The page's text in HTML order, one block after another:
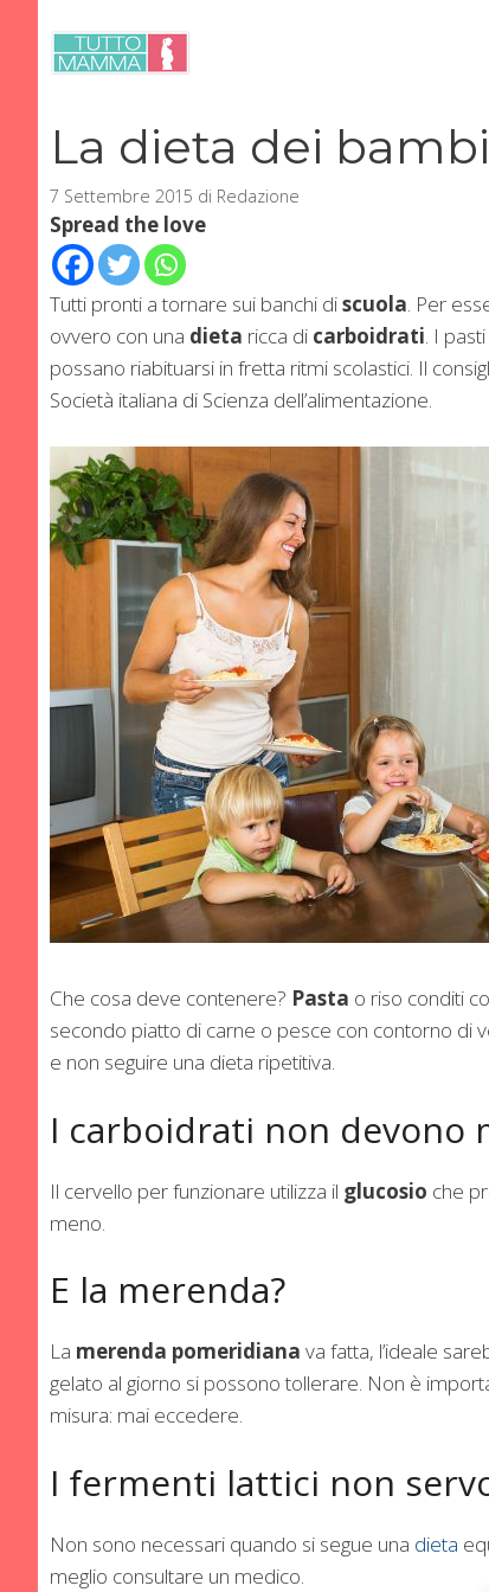
contenuto
La dieta dei
7 Settembre 2015 di Redazione
Spread the love
Tutti pronti a tornare sui banchi discuola. Per
ovvero con una dieta ricca di carboidrati. I
possano riabituarsi in fretta ritmi scolastici. Il
Società italiana di Scienza dell’alimentazione.
Che cosa deve contenere? Pasta o riso conditi
secondo piatto di carne o pesce con contorno di
e non seguire una dieta ripetitiva.
I carboidrati non devono
Il cervello per funzionare utilizza il glucosio che
meno.
E la merenda?
La merenda pomeridiana va fatta, l’ideale
gelato al giorno si possono tollerare. Non è
misura: mai eccedere.
I fermenti lattici non
Non sono necessari quando si segue una dieta
meglio consultare un medico.